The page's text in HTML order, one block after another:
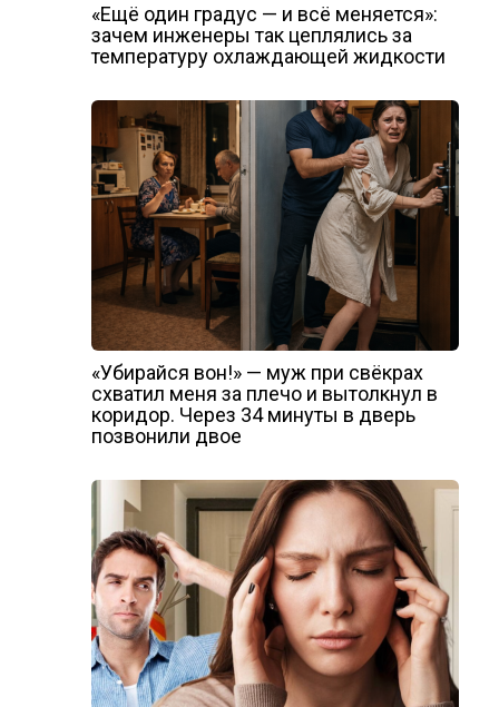
«Ещё один градус — и всё меняется»:
зачем инженеры так цеплялись за
температуру охлаждающей жидкости
«Убирайся вон!» — муж при свёкрах
схватил меня за плечо и вытолкнул в
коридор. Через 34 минуты в дверь
позвонили двое